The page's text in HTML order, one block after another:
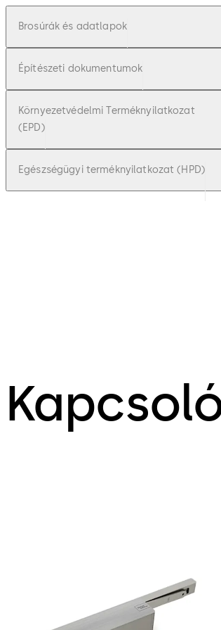
Brosúrák és adatlapok
Építészeti dokumentumok
Környezetvédelmi Terméknyilatkozat
(EPD)
Egészségügyi terméknyilatkozat (HPD)